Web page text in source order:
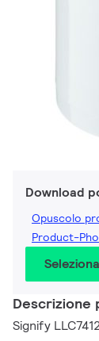
Download
Opuscolo
Product-
Signify